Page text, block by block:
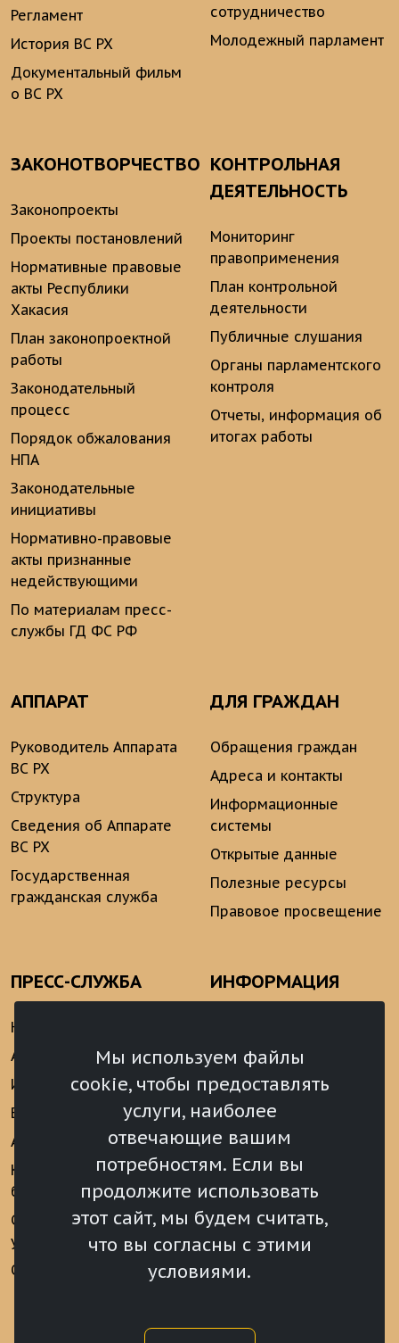
Мы используем файлы
cookie, чтобы предоставлять
услуги, наиболее
отвечающие вашим
потребностям. Если вы
продолжите использовать
этот сайт, мы будем считать,
что вы согласны с этими
условиями.
Регламент
История ВС РХ
Документальный фильм
о ВС РХ
сотрудничество
Молодежный парламент
ЗАКОНОТВОРЧЕСТВО
Законопроекты
Проекты постановлений
Нормативные правовые
акты Республики
Хакасия
План законопроектной
работы
Законодательный
процесс
Порядок обжалования
НПА
Законодательные
инициативы
Нормативно-правовые
акты признанные
недействующими
По материалам пресс-
службы ГД ФС РФ
КОНТРОЛЬНАЯ
ДЕЯТЕЛЬНОСТЬ
Мониторинг
правоприменения
План контрольной
деятельности
Публичные слушания
Органы парламентского
контроля
Отчеты, информация об
итогах работы
АППАРАТ
Руководитель Аппарата
ВС РХ
Структура
Сведения об Аппарате
ВС РХ
Государственная
гражданская служба
ДЛЯ ГРАЖДАН
Обращения граждан
Адреса и контакты
Информационные
системы
Открытые данные
Полезные ресурсы
Правовое просвещение
ПРЕСС-СЛУЖБА
Новости
Анонсы
Интервью
Видеоматериалы
Аккредитация
Конкурс «Хрустальный
барс»
Сведения о СМИ
учрежденных ВС РХ
Опросы и голосования
ИНФОРМАЦИЯ
аналитические
материалы
Реализация Послания
Президента РФ
Федеральному
Собранию РФ
Местное
самоуправление
Финансы
Награды